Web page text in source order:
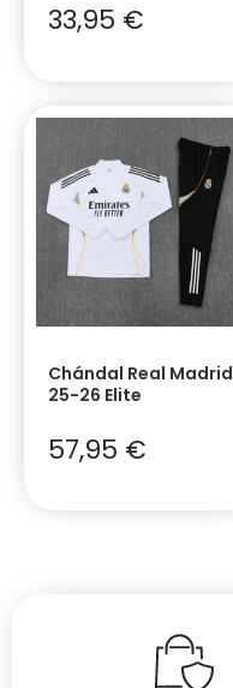
33,95 €
Chándal Real Madrid
25-26 Elite
57,95 €